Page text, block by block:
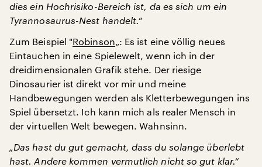
dies ein Hochrisiko-Bereich ist, da es sich um ein
Tyrannosaurus-Nest handelt.“
Zum Beispiel "Robinson„: Es ist eine völlig neues
Eintauchen in eine Spielewelt, wenn ich in der
dreidimensionalen Grafik stehe. Der riesige
Dinosaurier ist direkt vor mir und meine
Handbewegungen werden als Kletterbewegungen ins
Spiel übersetzt. Ich kann mich als realer Mensch in
der virtuellen Welt bewegen. Wahnsinn.
„Das hast du gut gemacht, dass du solange überlebt
hast. Andere kommen vermutlich nicht so gut klar.“